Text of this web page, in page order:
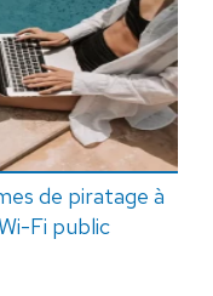
de piratage à
Fi public